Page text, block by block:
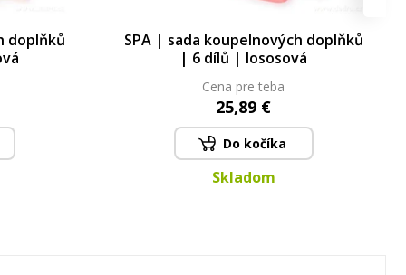
doplňků
SPA | sada koupelnových doplňků
| 6 dílů | lososová
Cena pre teba
25,89 €
Do kočíka
Skladom